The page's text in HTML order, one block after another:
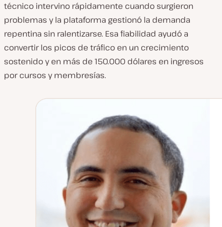
técnico intervino rápidamente cuando surgieron
problemas y la plataforma gestionó la demanda
repentina sin ralentizarse. Esa fiabilidad ayudó a
convertir los picos de tráfico en un crecimiento
sostenido y en más de 150.000 dólares en ingresos
por cursos y membresías.